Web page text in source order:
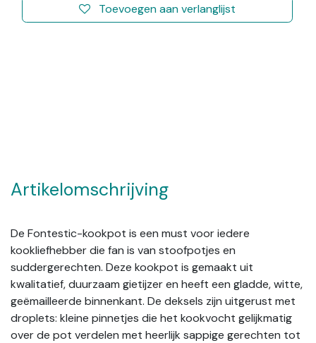
Toevoegen aan verlanglijst
Artikelomschrijving
De Fontestic-kookpot is een must voor iedere
kookliefhebber die fan is van stoofpotjes en
suddergerechten. Deze kookpot is gemaakt uit
kwalitatief, duurzaam gietijzer en heeft een gladde, witte,
geëmailleerde binnenkant. De deksels zijn uitgerust met
droplets: kleine pinnetjes die het kookvocht gelijkmatig
over de pot verdelen met heerlijk sappige gerechten tot